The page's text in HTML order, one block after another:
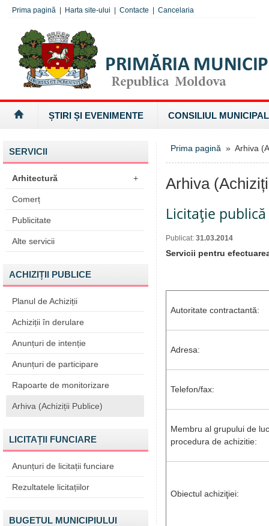
Prima pagină Harta site-ului Contacte Cancelaria
ȘTIRI ȘI EVENIMENTE CONSILIUL MUNICIPAL
SERVICII
Arhitectură +
Comerț
Publicitate
Alte servicii
ACHIZIȚII PUBLICE
Planul de Achiziții
Achiziții în derulare
Anunțuri de intenție
Anunțuri de participare
Rapoarte de monitorizare
Arhiva (Achiziții Publice)
LICITAȚII FUNCIARE
Anunțuri de licitații funciare
Rezultatele licitațiilor
BUGETUL MUNICIPIULUI
Prima pagină » Arhiva
Arhiva
Licitaţie
Publicat: 31.03.2014
Servicii pentru
Autoritate contractantă:
Adresa:
Telefon/fax:
Membru al grupului de
procedura de achizitie:
Obiectul achiziţiei: